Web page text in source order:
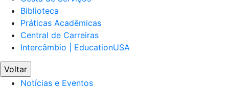
Biblioteca
Práticas Acadêmicas
Central de Carreiras
Intercâmbio | EducationUSA
Voltar
Notícias e Eventos